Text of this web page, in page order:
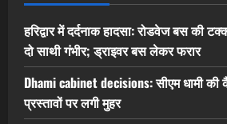
हरिद्वार में दर्दनाक हादसा: रोडवेज बस की
दो साथी गंभीर; ड्राइवर बस लेकर फरार
Dhami cabinet decisions: सीएम धामी
प्रस्तावों पर लगी मुहर